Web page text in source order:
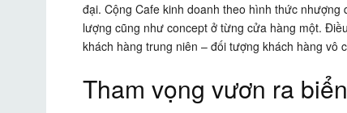
đại. Cộng Cafe kinh doanh theo hình thức
lượng cũng như concept ở từng cửa hàng một.
khách hàng trung niên – đối tượng khách hàng vô
Tham vọng vươn ra